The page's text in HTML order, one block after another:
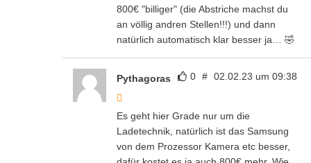
800€ "billiger" (die Abstriche machst du
an völlig andren Stellen!!!) und dann
natürlich automatisch klar besser ja… 🤣
0 # 02.02.23 um 09:38
Pythagoras
Es geht hier Grade nur um die
Ladetechnik, natürlich ist das Samsung
von dem Prozessor Kamera etc besser,